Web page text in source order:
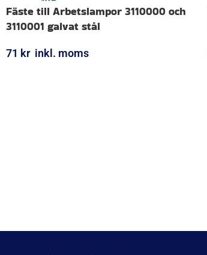
Fäste till Arbetslampor 3110000 och
3110001 galvat stål
71 kr inkl. moms